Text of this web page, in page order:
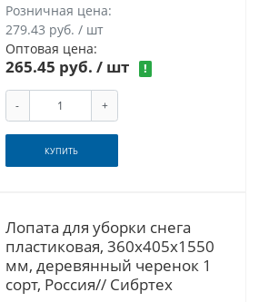
Розничная цена:
279.43 руб. / шт
Оптовая цена:
265.45 руб. / шт !
- +
КУПИТЬ
Лопата для уборки снега
пластиковая, 360х405х1550
мм, деревянный черенок 1
сорт, Россия// Сибртех